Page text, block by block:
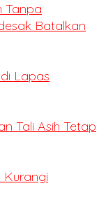
Tanpa
Batalkan
Lapas
Tali Asih Tetap
Kurangi